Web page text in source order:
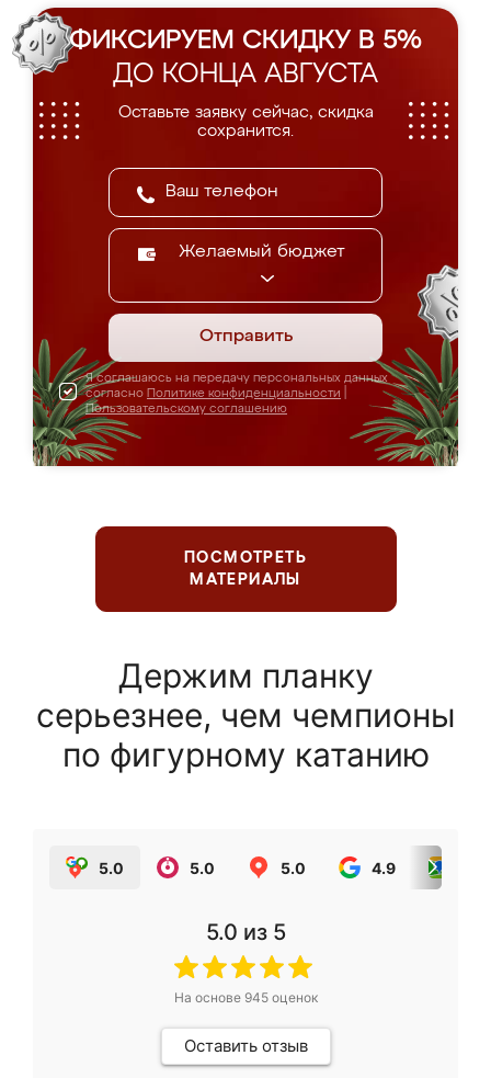
ФИКСИРУЕМ СКИДКУ В 5%
ДО КОНЦА АВГУСТА
Оставьте заявку сейчас, скидка
сохранится.
Желаемый бюджет
Отправить
Я соглашаюсь на передачу персональных данных
согласно Политике конфиденциальности
Пользовательскому соглашению
ПОСМОТРЕТЬ
МАТЕРИАЛЫ
Держим планку
серьезнее, чем чемпионы
по фигурному катанию
5.0 5.0 5.0 4.9
5.0 из 5
На основе 945оценок
Оставить отзыв